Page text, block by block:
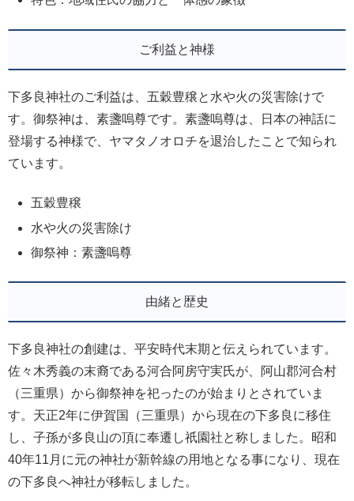
ご利益と神様
下多良神社のご利益は、五穀豊穣と水や火の災害除けで
す。御祭神は、素盞嗚尊です。素盞嗚尊は、日本の神話に
登場する神様で、ヤマタノオロチを退治したことで知られ
ています。
五穀豊穣
水や火の災害除け
御祭神：素盞嗚尊
由緒と歴史
下多良神社の創建は、平安時代末期と伝えられています。
佐々木秀義の末裔である河合阿房守実氏が、阿山郡河合村
（三重県）から御祭神を祀ったのが始まりとされていま
す。天正2年に伊賀国（三重県）から現在の下多良に移住
し、子孫が多良山の頂に奉遷し祇園社と称しました。昭和
40年11月に元の神社が新幹線の用地となる事になり、現在
の下多良へ神社が移転しました。